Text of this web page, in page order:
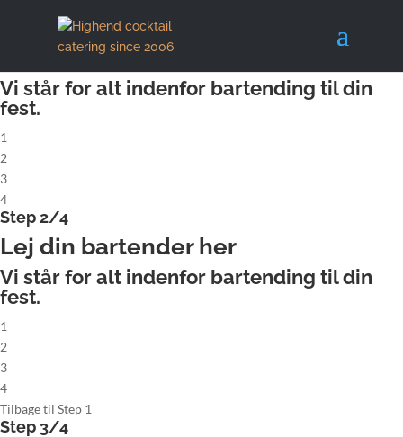
Step 1/4
Lej komplet cocktailbar
Vi står for alt indenfor bartending til din
fest.
1
2
3
4
Step 2/4
Lej din bartender her
Vi står for alt indenfor bartending til din
fest.
1
2
3
4
Tilbage til Step 1
Step 3/4